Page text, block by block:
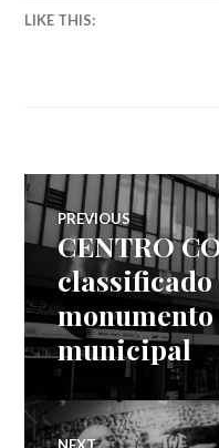
LIKE THIS:
de
artigos
PREVIOUS
Previous
post:
CENTRO
classificado
municipal